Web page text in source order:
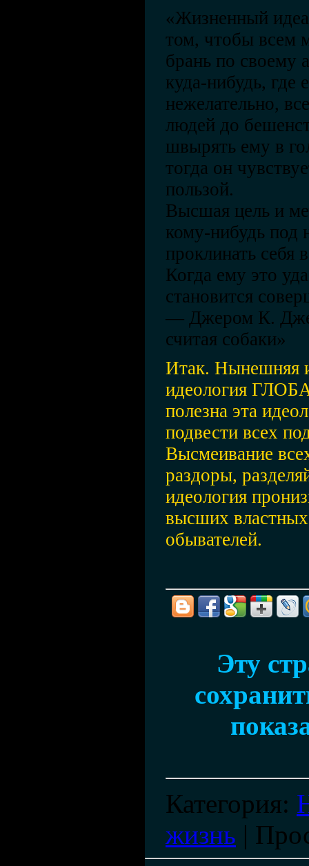
«Жизненный
том, чтобы всем
брань по своему
куда-нибудь, где
нежелательно,
людей до
швырять ему в
тогда он
пользой.
Высшая цель и
кому-нибудь под
проклинать себя
Когда ему это
становится
— Джером К.
считая собаки»
Итак. Нынешняя
идеология
полезна эта
подвести всех
Высмеивание
раздоры,
идеология
высших
обывателей.
Эту
Категория:
жизнь |